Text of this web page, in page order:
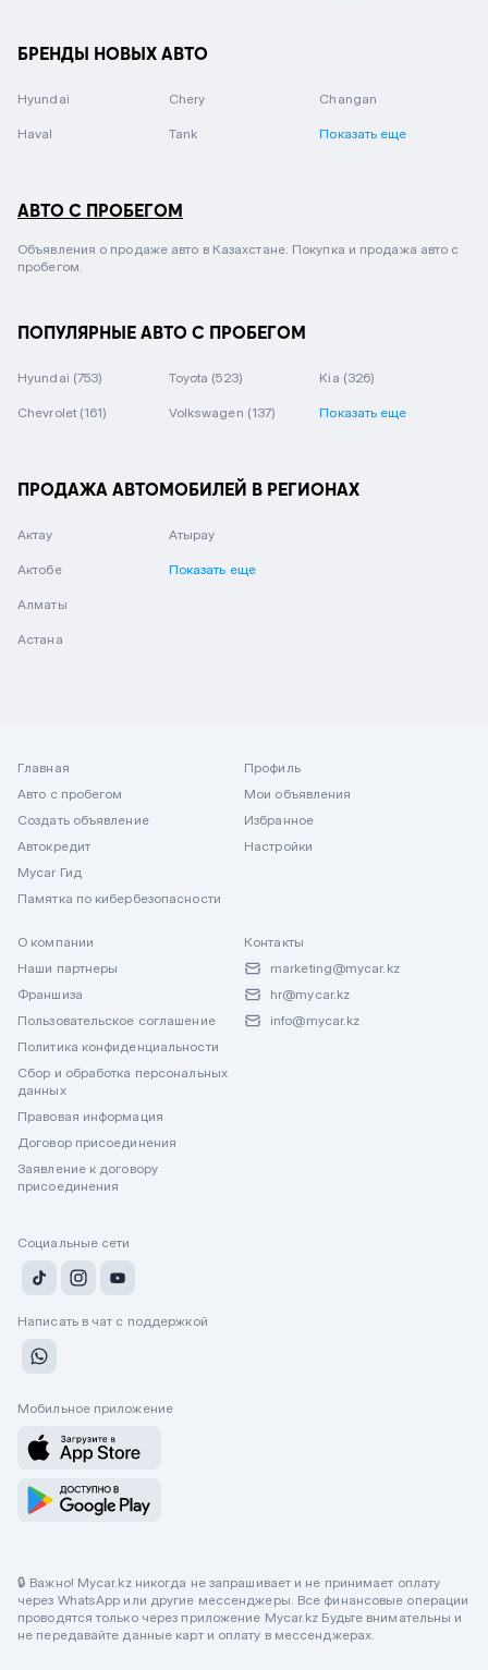
БРЕНДЫ НОВЫХ АВТО
Hyundai Chery Changan
Haval Tank Показать еще
АВТО С ПРОБЕГОМ
Объявления о продаже авто в Казахстане. Покупка и продажа авто с
пробегом.
ПОПУЛЯРНЫЕ АВТО С ПРОБЕГОМ
Hyundai (753) Toyota (523) Kia (326)
Chevrolet (161) Volkswagen (137) Показать еще
ПРОДАЖА АВТОМОБИЛЕЙ В РЕГИОНАХ
Актау
Актобе
Алматы
Астана
Атырау
Показать еще
Главная
Авто с пробегом
Создать объявление
Автокредит
Mycar Гид
Памятка по кибербезопасности
Профиль
Мои объявления
Избранное
Настройки
О компании
Наши партнеры
Франшиза
Пользовательское соглашение
Политика конфиденциальности
Сбор и обработка персональных
данных
Правовая информация
Договор присоединения
Заявление к договору
присоединения
Контакты
marketing@mycar.kz
hr@mycar.kz
info@mycar.kz
Социальные сети
Написать в чат с поддержкой
Мобильное приложение
🔒 Важно! Mycar.kz никогда не запрашивает и не принимает оплату
через WhatsApp или другие мессенджеры. Все финансовые операции
проводятся только через приложение Mycar.kz Будьте внимательны и
не передавайте данные карт и оплату в мессенджерах.